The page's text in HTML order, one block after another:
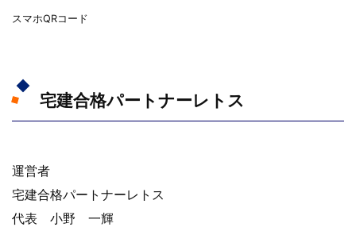
スマホQRコード
宅建合格パートナーレトス
運営者
宅建合格パートナーレトス
代表 小野 一輝